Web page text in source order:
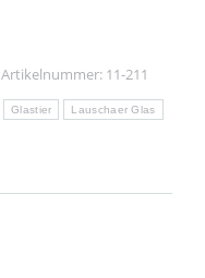
Artikelnummer: 11-211
Glastier Lauschaer Glas